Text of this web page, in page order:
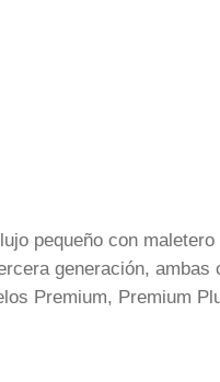
pequeño con
generación,
Premium, Premium